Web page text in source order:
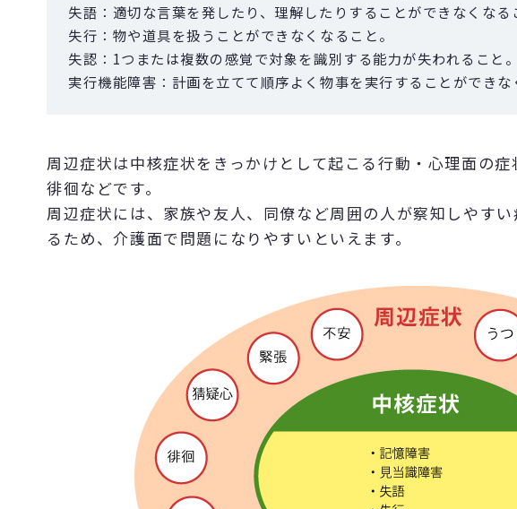
失語：適切な言葉を発したり、理解したりすることができなくなる
失行：物や道具を扱うことができなくなること。
失認：1つまたは複数の感覚で対象を識別する能力が失われること。
実行機能障害：計画を立てて順序よく物事を実行することができな
周辺症状は中核症状をきっかけとして起こる行動・心理面の症
徘徊などです。
周辺症状には、家族や友人、同僚など周囲の人が察知しやす
るため、介護面で問題になりやすいといえます。